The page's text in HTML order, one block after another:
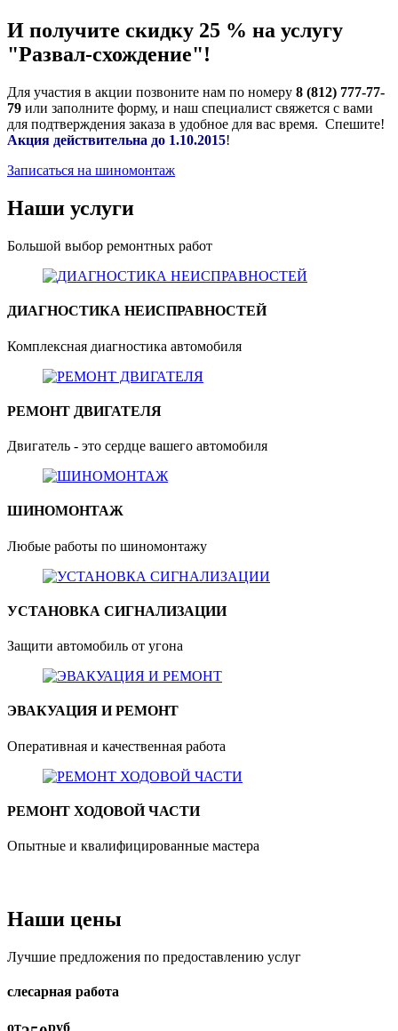
И получите скидку 25 % на услугу
"Развал-схождение"!
Для участия в акции позвоните нам по номеру 8 (812) 777-77-
79 или заполните форму, и наш специалист свяжется с вами
для подтверждения заказа в удобное для вас время. Спешите!
Акция действительна до 1.10.2015!
Записаться на шиномонтаж
Наши услуги
Большой выбор ремонтных работ
ДИАГНОСТИКА НЕИСПРАВНОСТЕЙ
Комплексная диагностика автомобиля
РЕМОНТ ДВИГАТЕЛЯ
Двигатель - это сердце вашего автомобиля
ШИНОМОНТАЖ
Любые работы по шиномонтажу
УСТАНОВКА СИГНАЛИЗАЦИИ
Защити автомобиль от угона
ЭВАКУАЦИЯ И РЕМОНТ
Оперативная и качественная работа
РЕМОНТ ХОДОВОЙ ЧАСТИ
Опытные и квалифицированные мастера
Наши цены
Лучшие предложения по предоставлению услуг
слесарная работа
от руб